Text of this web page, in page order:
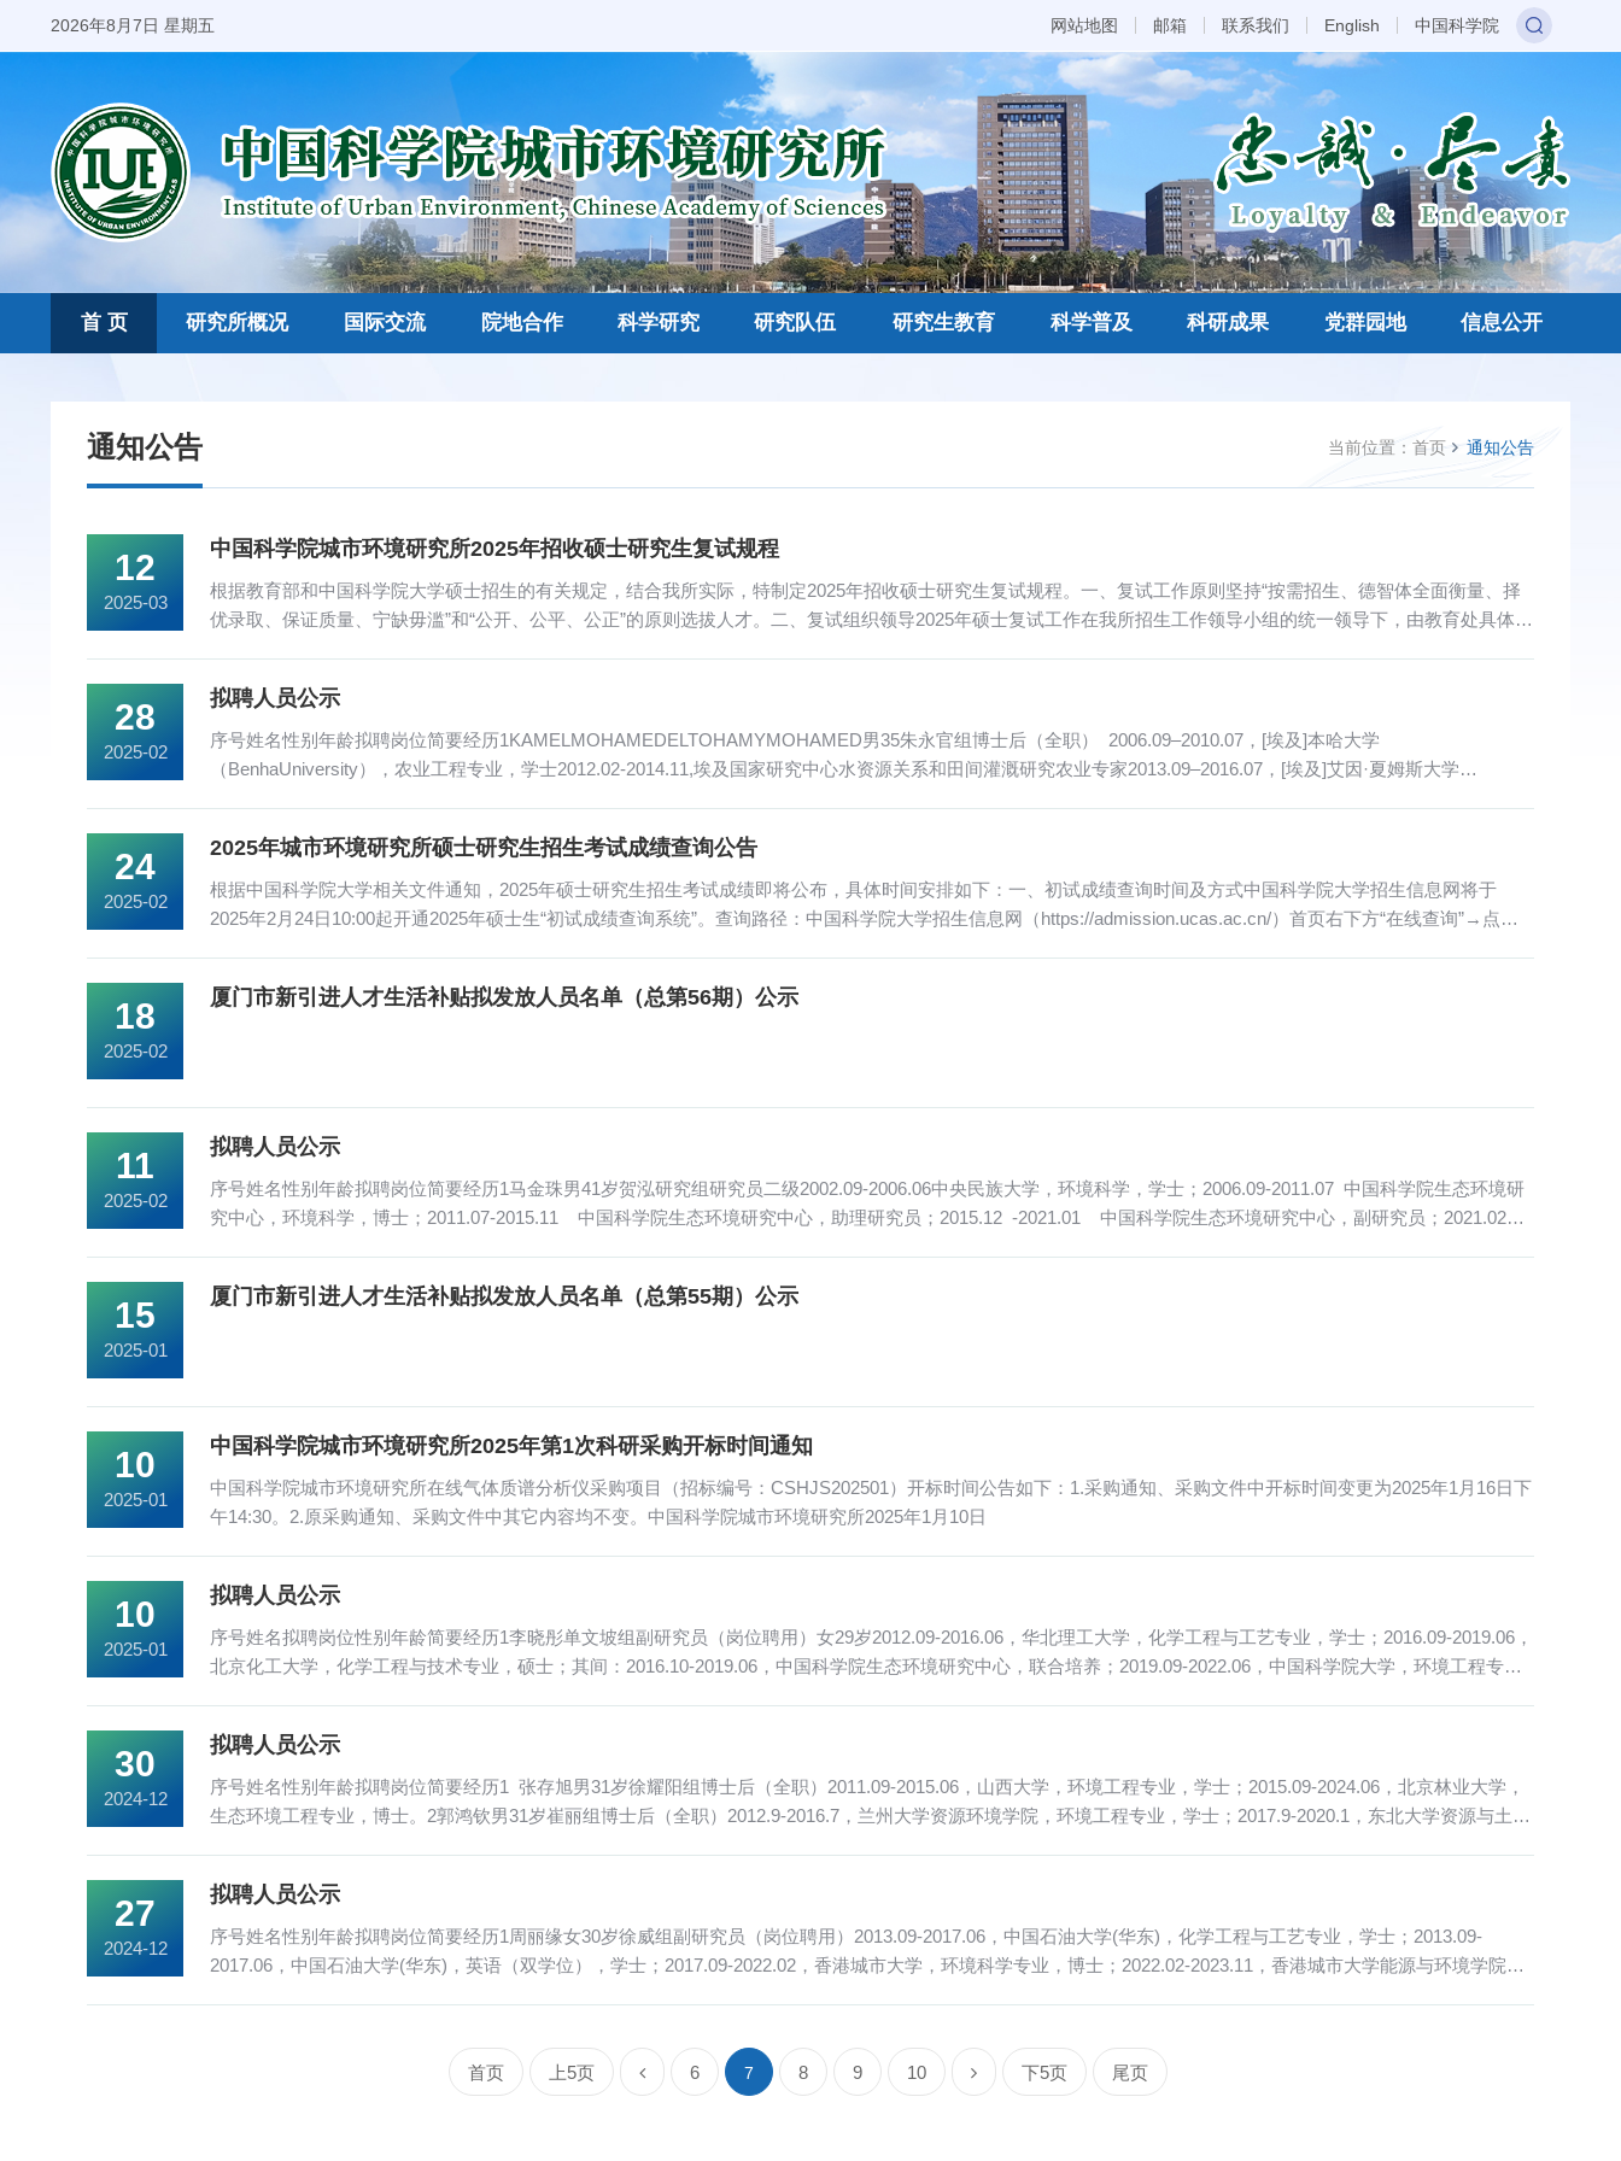
2026年8月7日 星期五 网站地图 邮箱 联系我们 English 中国科学院
首 页 研究所概况 国际交流 院地合作 科学研究 研究队伍 研究生教育 科学普及 科研成果 党群园地 信息公开
当前位置： 首页 通知公告
通知公告
12
2025-03
中国科学院城市环境研究所2025年招收硕士研究生复试规程
根据教育部和中国科学院大学硕士招生的有关规定，结合我所实际，特制定2025年招收硕士研究生复试规程。一、复试工作原则坚持“按需招生、德智体全面衡量、择
优录取、保证质量、宁缺毋滥”和“公开、公平、公正”的原则选拔人才。二、复试组织领导2025年硕士复试工作在我所招生工作领导小组的统一领导下，由教育处具体组
28
2025-02
拟聘人员公示
序号姓名性别年龄拟聘岗位简要经历1KAMELMOHAMEDELTOHAMYMOHAMED男35朱永官组博士后（全职） 2006.09–2010.07，[埃及]本哈大学
（BenhaUniversity），农业工程专业，学士2012.02-2014.11,埃及国家研究中心水资源关系和田间灌溉研究农业专家2013.09–2016.07，[埃及]艾因·夏姆斯大学
24
2025-02
2025年城市环境研究所硕士研究生招生考试成绩查询公告
根据中国科学院大学相关文件通知，2025年硕士研究生招生考试成绩即将公布，具体时间安排如下：一、初试成绩查询时间及方式中国科学院大学招生信息网将于
2025年2月24日10:00起开通2025年硕士生“初试成绩查询系统”。查询路径：中国科学院大学招生信息网（https://admission.ucas.ac.cn/）首页右下方“在线查询”→点击
18
2025-02
厦门市新引进人才生活补贴拟发放人员名单（总第56期）公示
11
2025-02
拟聘人员公示
序号姓名性别年龄拟聘岗位简要经历1马金珠男41岁贺泓研究组研究员二级2002.09-2006.06中央民族大学，环境科学，学士；2006.09-2011.07 中国科学院生态环境研
究中心，环境科学，博士；2011.07-2015.11 中国科学院生态环境研究中心，助理研究员；2015.12 -2021.01 中国科学院生态环境研究中心，副研究员；2021.02至
15
2025-01
厦门市新引进人才生活补贴拟发放人员名单（总第55期）公示
10
2025-01
中国科学院城市环境研究所2025年第1次科研采购开标时间通知
中国科学院城市环境研究所在线气体质谱分析仪采购项目（招标编号：CSHJS202501）开标时间公告如下：1.采购通知、采购文件中开标时间变更为2025年1月16日下
午14:30。2.原采购通知、采购文件中其它内容均不变。中国科学院城市环境研究所2025年1月10日
10
2025-01
拟聘人员公示
序号姓名拟聘岗位性别年龄简要经历1李晓彤单文坡组副研究员（岗位聘用）女29岁2012.09-2016.06，华北理工大学，化学工程与工艺专业，学士；2016.09-2019.06，
北京化工大学，化学工程与技术专业，硕士；其间：2016.10-2019.06，中国科学院生态环境研究中心，联合培养；2019.09-2022.06，中国科学院大学，环境工程专
30
2024-12
拟聘人员公示
序号姓名性别年龄拟聘岗位简要经历1 张存旭男31岁徐耀阳组博士后（全职）2011.09-2015.06，山西大学，环境工程专业，学士；2015.09-2024.06，北京林业大学，
生态环境工程专业，博士。2郭鸿钦男31岁崔丽组博士后（全职）2012.9-2016.7，兰州大学资源环境学院，环境工程专业，学士；2017.9-2020.1，东北大学资源与土木
27
2024-12
拟聘人员公示
序号姓名性别年龄拟聘岗位简要经历1周丽缘女30岁徐威组副研究员（岗位聘用）2013.09-2017.06，中国石油大学(华东)，化学工程与工艺专业，学士；2013.09-
2017.06，中国石油大学(华东)，英语（双学位），学士；2017.09-2022.02，香港城市大学，环境科学专业，博士；2022.02-2023.11，香港城市大学能源与环境学院，
首页 上5页 6 7 8 9 10 下5页 尾页